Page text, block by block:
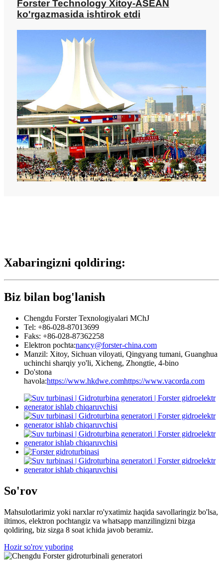
Forster Technology Xitoy-ASEAN
ko'rgazmasida ishtirok etdi
Xabaringizni qoldiring:
Biz bilan bog'lanish
Chengdu Forster Texnologiyalari MChJ
Tel: +86-028-87013699
Faks: +86-028-87362258
Elektron pochta:nancy@forster-china.com
Manzil: Xitoy, Sichuan viloyati, Qingyang tumani, Guanghua
uchinchi sharqiy yo'li, Xicheng, Zhongtie, 4-bino
Do'stona
So'rov
Mahsulotlarimiz yoki narxlar ro'yxatimiz haqida savollaringiz bo'lsa,
iltimos, elektron pochtangiz va whatsapp manzilingizni bizga
qoldiring, biz sizga 8 soat ichida javob beramiz.
Hozir so'rov yuboring